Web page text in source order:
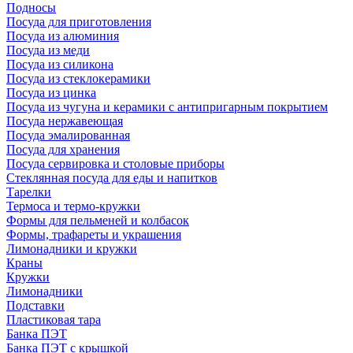
Подносы
Посуда для приготовления
Посуда из алюминия
Посуда из меди
Посуда из силикона
Посуда из стеклокерамики
Посуда из цинка
Посуда из чугуна и керамики с антипригарным покрытием
Посуда нержавеющая
Посуда эмалированная
Посуда для хранения
Посуда сервировка и столовые приборы
Стеклянная посуда для еды и напитков
Тарелки
Термоса и термо-кружки
Формы для пельменей и колбасок
Формы, трафареты и украшения
Лимонадники и кружки
Краны
Кружки
Лимонадники
Подставки
Пластиковая тара
Банка ПЭТ
Банка ПЭТ с крышкой